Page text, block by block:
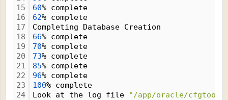
15
16
17
18
19
20
21
22
23
24
60% complete
62% complete
Completing Database Creation
66% complete
70% complete
73% complete
85% complete
96% complete
100% complete
Look at the log file
"/app/oracle/